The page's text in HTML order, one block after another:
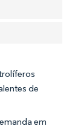
de
em